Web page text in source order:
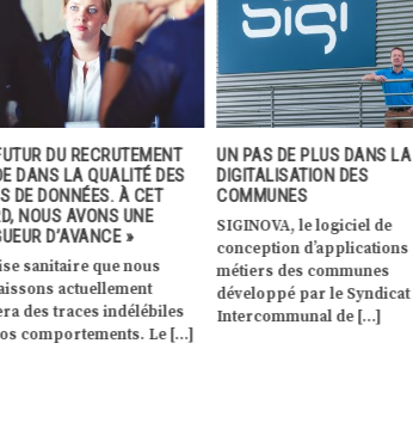
DU RECRUTEMENT
DANS LA QUALITÉ DES
DE DONNÉES. À CET
NOUS AVONS UNE
D’AVANCE »
sanitaire que nous
actuellement
des traces indélébiles
comportements. Le […]
UN PAS DE PLUS DANS LA
DIGITALISATION DES
COMMUNES
SIGINOVA, le logiciel de
conception d’applications
métiers des communes
développé par le Syndicat
Intercommunal de […]